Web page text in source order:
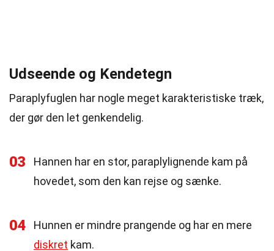
Udseende og Kendetegn
Paraplyfuglen har nogle meget karakteristiske træk,
der gør den let genkendelig.
03
Hannen har en stor, paraplylignende kam på
hovedet, som den kan rejse og sænke.
04
Hunnen er mindre prangende og har en mere
diskret kam.